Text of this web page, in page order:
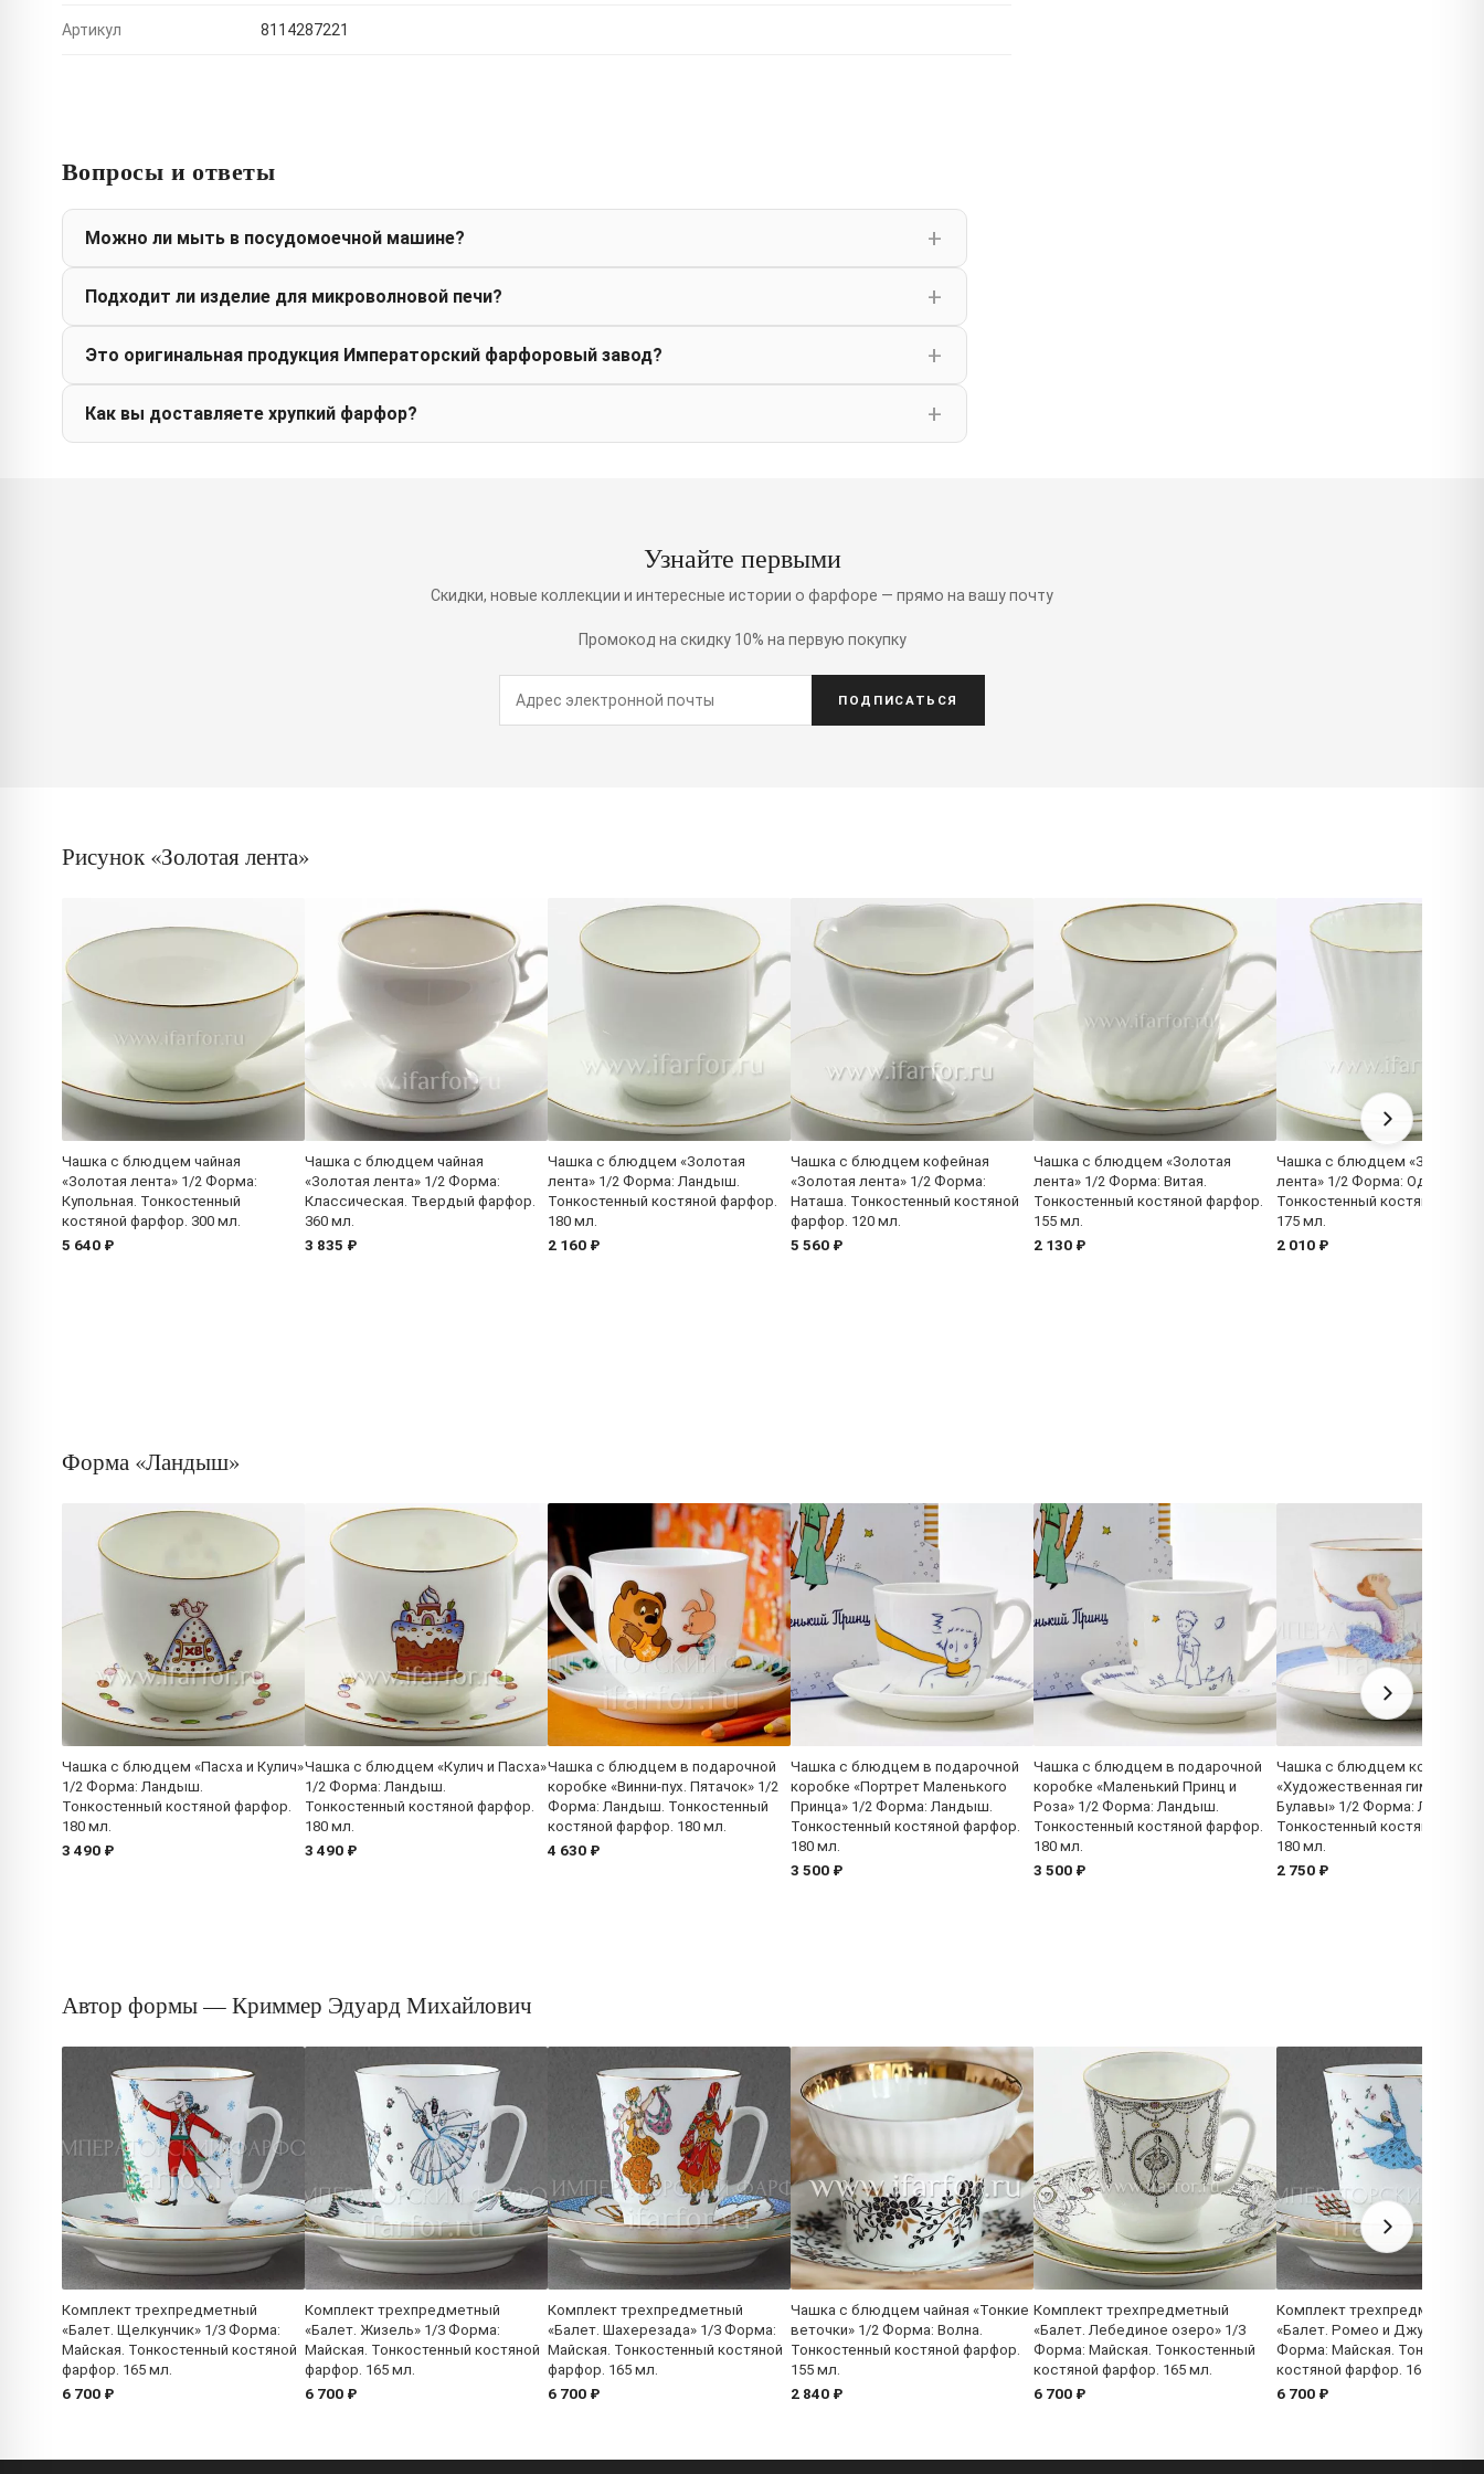
Артикул 8114287221
Вопросы и ответы
Можно ли мыть в посудомоечной машине?
Подходит ли изделие для микроволновой печи?
Это оригинальная продукция Императорский фарфоровый завод?
Как вы доставляете хрупкий фарфор?
Узнайте первыми
Скидки, новые коллекции и интересные истории о фарфоре — прямо на вашу почту
Промокод на скидку 10% на первую покупку
ПОДПИСАТЬСЯ
Рисунок «Золотая лента»
Чашка с блюдцем чайная
«Золотая лента» 1/2 Форма:
Купольная. Тонкостенный
костяной фарфор. 300 мл.
5 640 ₽
Чашка с блюдцем чайная
«Золотая лента» 1/2 Форма:
Классическая. Твердый фарфор.
360 мл.
3 835 ₽
Чашка с блюдцем «Золотая
лента» 1/2 Форма: Ландыш.
Тонкостенный костяной фарфор.
180 мл.
2 160 ₽
Чашка с блюдцем кофейная
«Золотая лента» 1/2 Форма:
Наташа. Тонкостенный костяной
фарфор. 120 мл.
5 560 ₽
Чашка с блюдцем «Золотая
лента» 1/2 Форма: Витая.
Тонкостенный костяной фарфор.
155 мл.
2 130 ₽
Чашка с блюдцем «Золотая
лента» 1/2 Форма: Одуванчик.
Тонкостенный костяной
175 мл.
2 010 ₽
Форма «Ландыш»
Чашка с блюдцем «Пасха и Кулич»
1/2 Форма: Ландыш.
Тонкостенный костяной фарфор.
180 мл.
3 490 ₽
Чашка с блюдцем «Кулич и Пасха»
1/2 Форма: Ландыш.
Тонкостенный костяной фарфор.
180 мл.
3 490 ₽
Чашка с блюдцем в подарочной
коробке «Винни-пух. Пятачок» 1/2
Форма: Ландыш. Тонкостенный
костяной фарфор. 180 мл.
4 630 ₽
Чашка с блюдцем в подарочной
коробке «Портрет Маленького
Принца» 1/2 Форма: Ландыш.
Тонкостенный костяной фарфор.
180 мл.
3 500 ₽
Чашка с блюдцем в подарочной
коробке «Маленький Принц и
Роза» 1/2 Форма: Ландыш.
Тонкостенный костяной фарфор.
180 мл.
3 500 ₽
Чашка с блюдцем кофейная
«Художественная
Булавы» 1/2 Форма: Ландыш.
Тонкостенный костяной
180 мл.
2 750 ₽
Автор формы — Криммер Эдуард Михайлович
Комплект трехпредметный
«Балет. Щелкунчик» 1/3 Форма:
Майская. Тонкостенный костяной
фарфор. 165 мл.
6 700 ₽
Комплект трехпредметный
«Балет. Жизель» 1/3 Форма:
Майская. Тонкостенный костяной
фарфор. 165 мл.
6 700 ₽
Комплект трехпредметный
«Балет. Шахерезада» 1/3 Форма:
Майская. Тонкостенный костяной
фарфор. 165 мл.
6 700 ₽
Чашка с блюдцем чайная «Тонкие
веточки» 1/2 Форма: Волна.
Тонкостенный костяной фарфор.
155 мл.
2 840 ₽
Комплект трехпредметный
«Балет. Лебединое озеро» 1/3
Форма: Майская. Тонкостенный
костяной фарфор. 165 мл.
6 700 ₽
Комплект трехпредметный
«Балет. Ромео и Джульетта»
Форма: Майская.
костяной фарфор. 165 мл.
6 700 ₽